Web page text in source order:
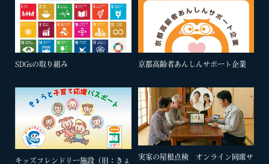
SDGsの取り組み 京都高齢者あんしんサポート企業
キッズフレンドリー施設（旧：きょ
実家の屋根点検 オンライン同席サ